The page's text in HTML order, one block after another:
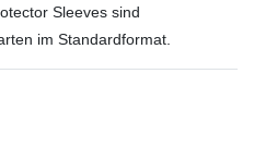
Sleeves sind
im Standardformat.